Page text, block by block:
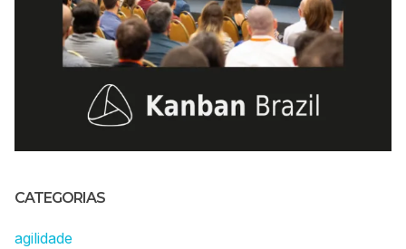
CATEGORIAS
agilidade